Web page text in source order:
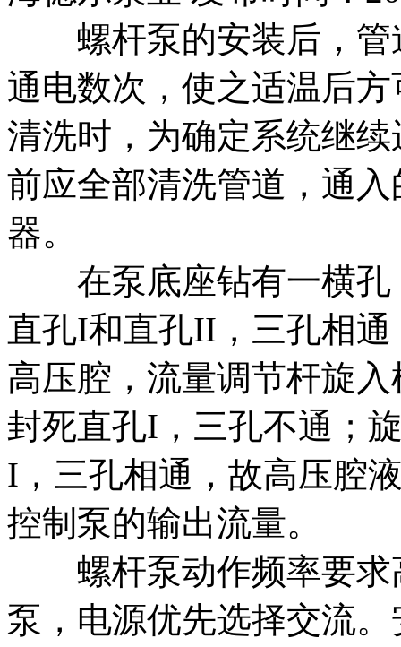
螺杆泵的安装后，管
通电数次，使之适温后
清洗时，为确定系统继
前应全部清洗管道，通
器。
在泵底座钻有一横孔
直孔I和直孔II，三孔相
高压腔，流量调节杆旋
封死直孔I，三孔不通；
I，三孔相通，故高压腔
控制泵的输出流量。
螺杆泵动作频率要求
泵，电源优先选择交流